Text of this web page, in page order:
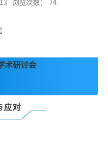
浏览次数： 74
术研讨会
应对